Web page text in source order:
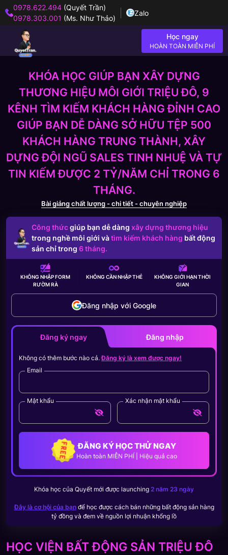
0978.622.494 (Quyết Trần)
0978.303.001 (Ms. Như Thảo)
Zalo
Học ngay
HOÀN TOÀN MIỄN PHÍ
HỌC VIỆN BẤT ĐỘNG SẢN TRIỆU ĐÔ
KHÓA HỌC GIÚP BẠN XÂY DỰNG
THƯƠNG HIỆU MÔI GIỚI TRIỆU ĐÔ, 9
KÊNH TÌM KIẾM KHÁCH HÀNG ĐỈNH CAO
GIÚP BẠN DỄ DÀNG SỞ HỮU TỆP 500
KHÁCH HÀNG TRUNG THÀNH, XÂY
DỰNG ĐỘI NGŨ SALES TINH NHUỆ VÀ TỰ
TIN KIẾM ĐƯỢC 2 TỶ/NĂM CHỈ TRONG 6
THÁNG.
Bài giảng chất lượng - chi tiết - chuyên nghiệp
Công thứcgiúp bạn dễ dàng xây dựng thương hiệu
trong nghề môi giới vàtìm kiếm khách hàng bất động
sản chỉ trong 6 tháng.
KHÔNG NHẬP FORM
RƯỜM RÀ
KHÔNG CẦNNHẬP THẺ KHÔNG GIỚI HẠNTHỜI
GIAN
Đăng nhập với Google
Đăng ký ngay Đăng nhập
Không có thêm bước nào cả.Đăng ký là xem được ngay!
Email
Mật khẩu Xác nhận mật khẩu
ĐĂNG KÝ HỌC THỬ NGAY
Hoàn toàn MIỄN PHÍ | Hiệu quả cao
Khóa học của Quyết mới được launching 2 năm 23 ngày
Đây là cơ hội của bạnđể học được cách bán những bất động sản hàng
tỷ đồng và đem về nguồn lợi nhuận khổng lồ